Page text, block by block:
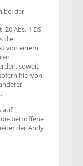
bei der
Abs. 1 DS-
die
von einem
soweit
hiervon
auf
betroffene
der Andy